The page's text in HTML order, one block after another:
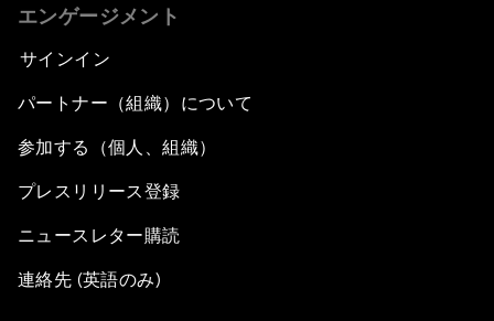
エンゲージメント
サインイン
パートナー（組織）について
参加する（個人、組織）
プレスリリース登録
ニュースレター購読
連絡先 (英語のみ)